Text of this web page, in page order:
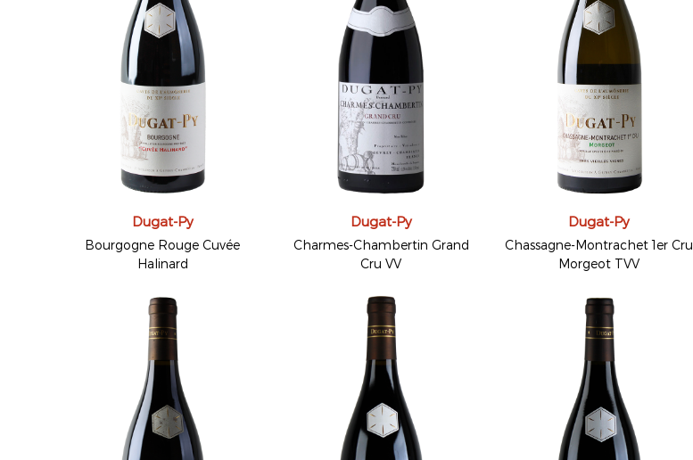
Dugat-Py
Bourgogne Rouge Cuvée
Halinard
Dugat-Py
Charmes-Chambertin Grand
Cru VV
Dugat-Py
Chassagne-Montrachet 1er Cru
Morgeot TVV